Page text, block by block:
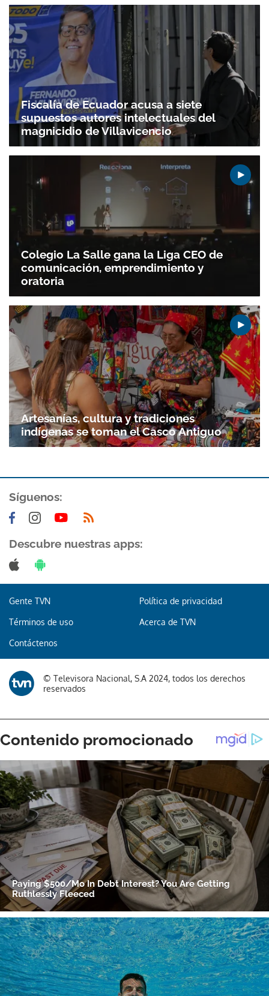
Gracias por suscribirte a nuestro boletín.
ACEPTAR
Fiscalía de Ecuador acusa a siete
supuestos autores intelectuales del
magnicidio de Villavicencio
Colegio La Salle gana la Liga CEO de
comunicación, emprendimiento y
oratoria
Artesanías, cultura y tradiciones
indígenas se toman el Casco Antiguo
Síguenos:
Descubre nuestras apps:
Gente TVN Política de privacidad
Términos de uso Acerca de TVN
Contáctenos
© Televisora Nacional, S.A 2024, todos los derechos
reservados